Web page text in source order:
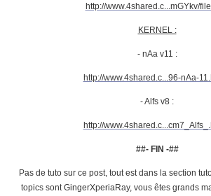
http://www.4shared.c...mGYkv/
KERNEL :
- nAa v11 :
http://www.4shared.c...96-nAa-
- Alfs v8 :
http://
##- FIN -##
Pas de tuto sur ce post, tout est dans la section
topics sont GingerXperiaRay, vous êtes grands